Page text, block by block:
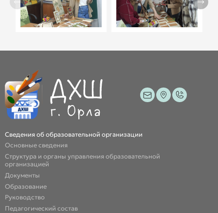
Сведения об образовательной организации
Основные сведения
Структура и органы управления образовательной
организацией
Документы
Образование
Руководство
Педагогический состав